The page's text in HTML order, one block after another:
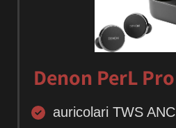
Denon PerL Pro
auricolari TWS ANC